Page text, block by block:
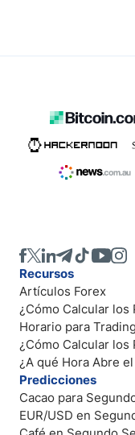
Recursos
Artículos Forex
¿Cómo Calcular los
Horario para
¿Cómo Calcular los
¿A qué Hora Abre
Predicciones
Cacao para
EUR/USD en